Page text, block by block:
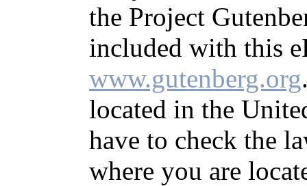
the Project
included with this
www.gutenberg.org
located in the
have to check the
where you are